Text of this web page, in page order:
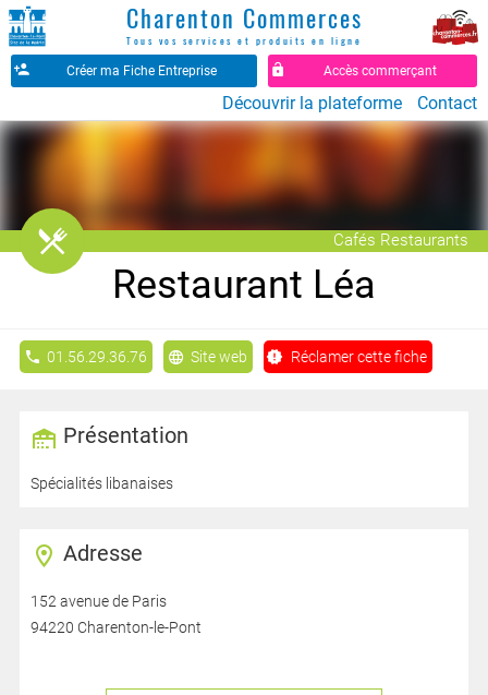
Charenton Commerces
Tous vos services et produits en ligne
Créer ma Fiche Entreprise Accès commerçant
Découvrir la plateforme Contact
󰒦 Cafés Restaurants
Restaurant Léa
01.56.29.36.76 Site web Réclamer cette fiche
Présentation
Spécialités libanaises
Adresse
152 avenue de Paris
94220 Charenton-le-Pont